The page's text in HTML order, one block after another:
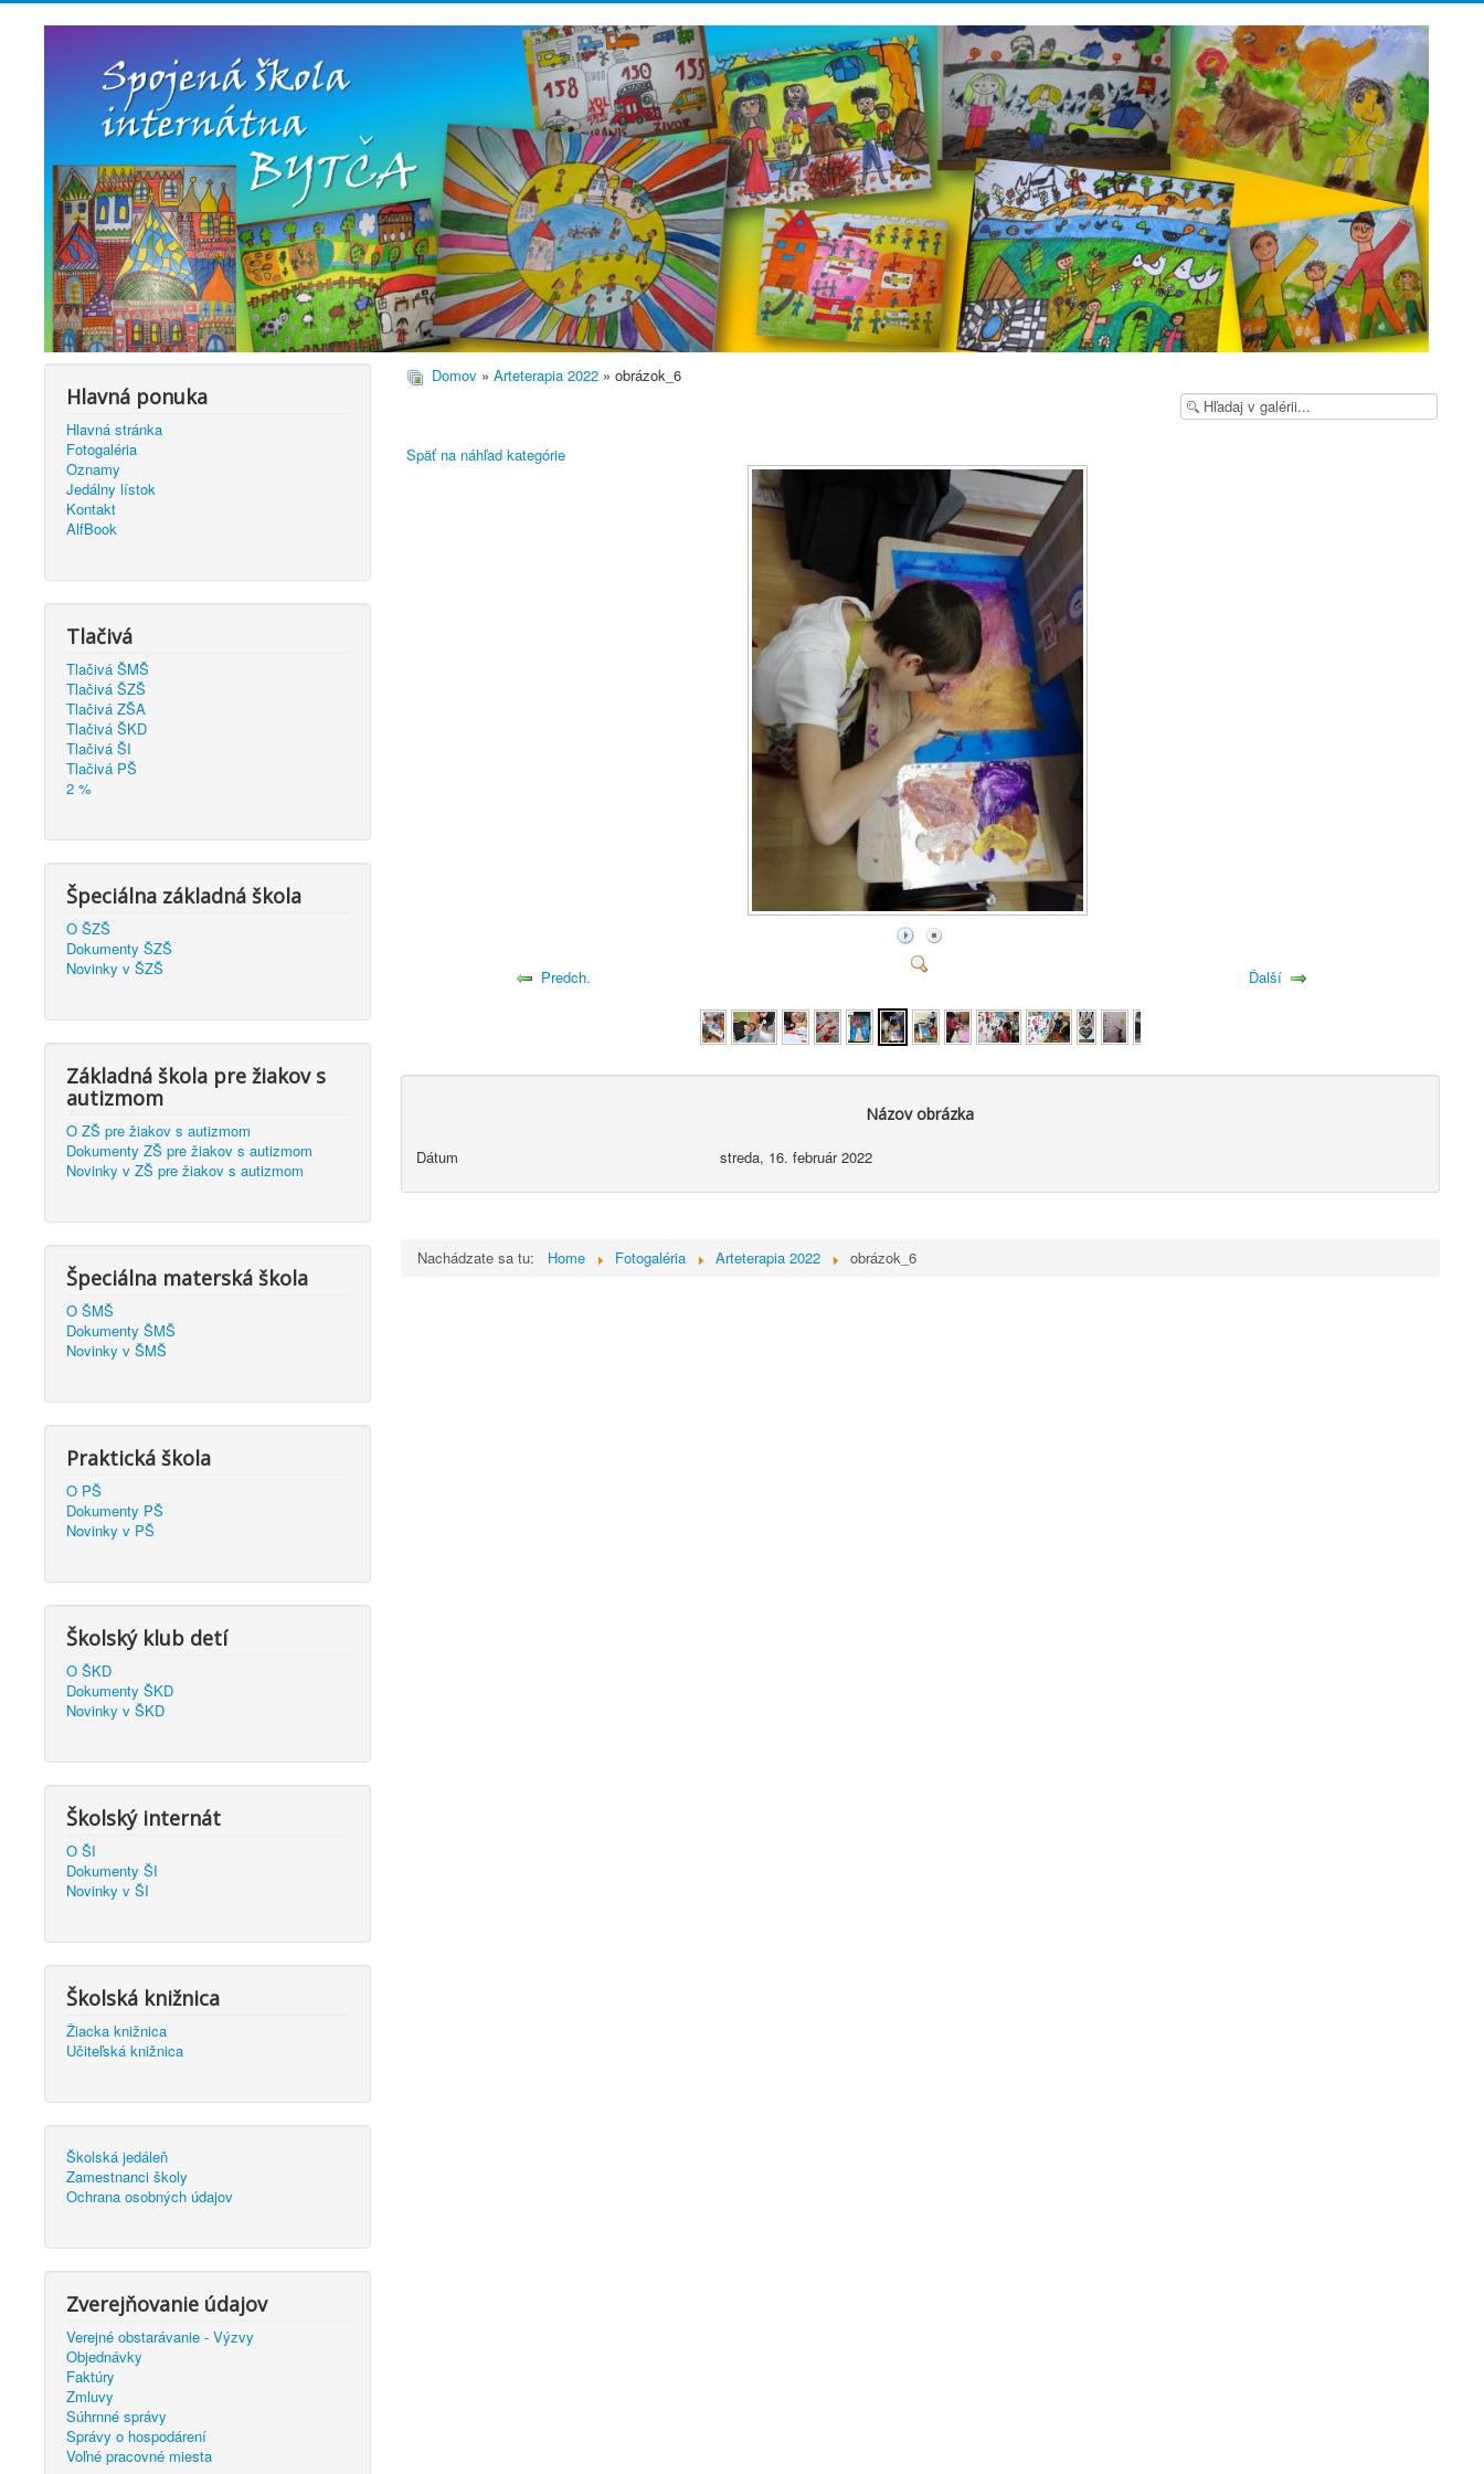
Hlavná ponuka
Hlavná stránka
Fotogaléria
Oznamy
Jedálny lístok
Kontakt
AlfBook
Tlačivá
Tlačivá ŠMŠ
Tlačivá ŠZŠ
Tlačivá ZŠA
Tlačivá ŠKD
Tlačivá ŠI
Tlačivá PŠ
2 %
Špeciálna základná škola
O ŠZŠ
Dokumenty ŠZŠ
Novinky v ŠZŠ
Základná škola pre žiakov s
autizmom
O ZŠ pre žiakov s autizmom
Dokumenty ZŠ pre žiakov s autizmom
Novinky v ZŠ pre žiakov s autizmom
Špeciálna materská škola
O ŠMŠ
Dokumenty ŠMŠ
Novinky v ŠMŠ
Praktická škola
O PŠ
Dokumenty PŠ
Novinky v PŠ
Školský klub detí
O ŠKD
Dokumenty ŠKD
Novinky v ŠKD
Školský internát
O ŠI
Dokumenty ŠI
Novinky v ŠI
Školská knižnica
Žiacka knižnica
Učiteľská knižnica
Školská jedáleň
Zamestnanci školy
Ochrana osobných údajov
Zverejňovanie údajov
Verejné obstarávanie - Výzvy
Objednávky
Faktúry
Zmluvy
Súhrnné správy
Správy o hospodárení
Voľné pracovné miesta
Domov» Arteterapia 2022» obrázok_6
Späť na náhľad kategórie
Predch. Ďalší
Názov obrázka
Dátum streda, 16. február 2022
Nachádzate sa tu: Home Fotogaléria Arteterapia 2022 obrázok_6